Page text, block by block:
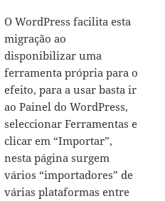
O WordPress facilita esta
migração ao
disponibilizar uma
ferramenta própria para o
efeito, para a usar basta ir
ao Painel do WordPress,
seleccionar Ferramentas e
clicar em “Importar”,
nesta página surgem
vários “importadores” de
várias plataformas entre